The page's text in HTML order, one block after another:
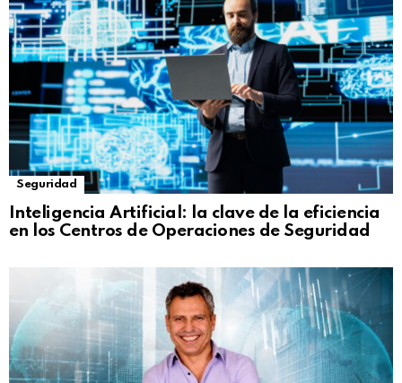
Seguridad
Inteligencia Artificial: la clave de la eficiencia
en los Centros de Operaciones de Seguridad